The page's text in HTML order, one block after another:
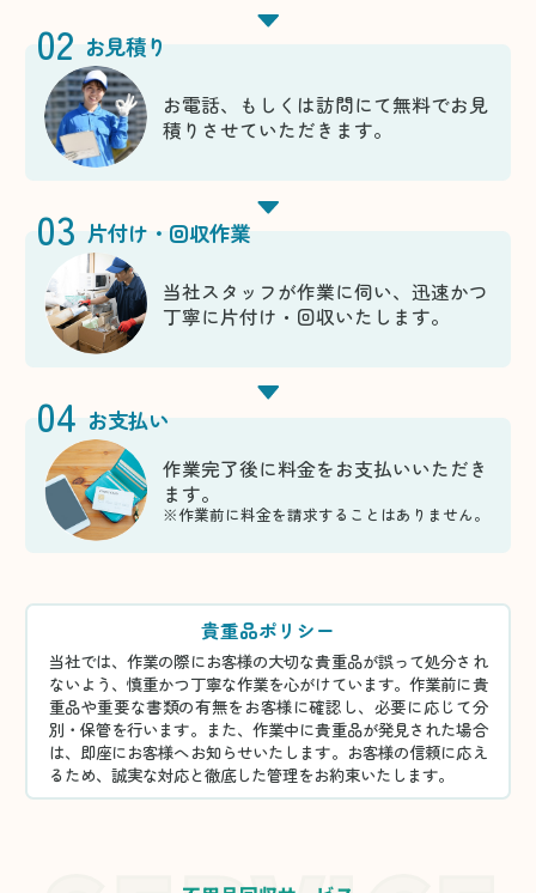
02 お見積り
お電話、もしくは訪問にて無料でお見
積りさせていただきます。
03 片付け・回収作業
当社スタッフが作業に伺い、迅速かつ
丁寧に片付け・回収いたします。
04 お支払い
作業完了後に料金をお支払いいただき
ます。
※作業前に料金を請求することはありません。
貴重品ポリシー
当社では、作業の際にお客様の大切な貴重品が誤って処分され
ないよう、慎重かつ丁寧な作業を心がけています。作業前に貴
重品や重要な書類の有無をお客様に確認し、必要に応じて分
別・保管を行います。また、作業中に貴重品が発見された場合
は、即座にお客様へお知らせいたします。お客様の信頼に応え
るため、誠実な対応と徹底した管理をお約束いたします。